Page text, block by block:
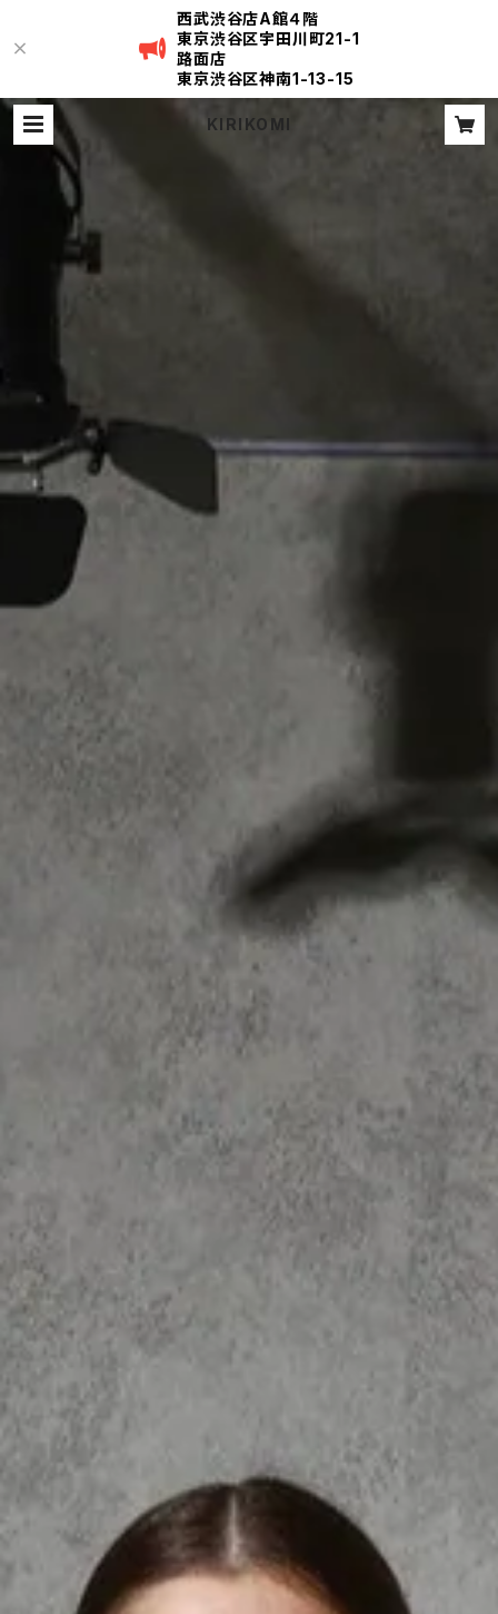
西武渋谷店A館４階
東京渋谷区宇田川町21-1
路面店
東京渋谷区神南1-13-15
KIRIKOMI